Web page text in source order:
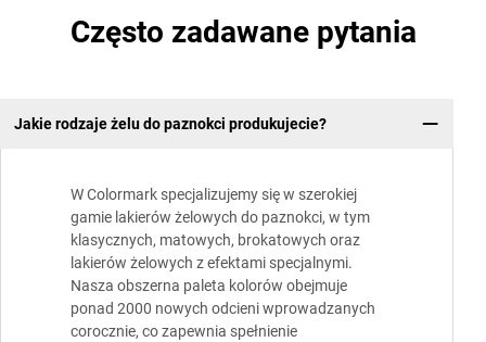
Często zadawane pytania
Jakie rodzaje żelu do paznokci produkujecie?
W Colormark specjalizujemy się w szerokiej
gamie lakierów żelowych do paznokci, w tym
klasycznych, matowych, brokatowych oraz
lakierów żelowych z efektami specjalnymi.
Nasza obszerna paleta kolorów obejmuje
ponad 2000 nowych odcieni wprowadzanych
corocznie, co zapewnia spełnienie